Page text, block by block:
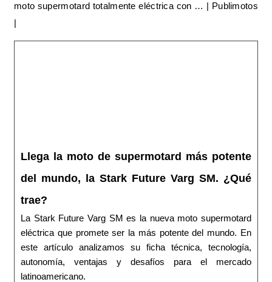
moto supermotard totalmente eléctrica con … | Publimotos
|
Llega la moto de supermotard más potente
del mundo, la Stark Future Varg SM. ¿Qué
trae?
La Stark Future Varg SM es la nueva moto supermotard
eléctrica que promete ser la más potente del mundo. En
este artículo analizamos su ficha técnica, tecnología,
autonomía, ventajas y desafíos para el mercado
latinoamericano.